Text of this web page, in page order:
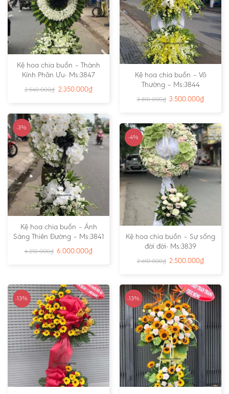
Kệ hoa chia buồn – Thành
Kính Phân Ưu- Ms:3847
2.540.000₫ 2.350.000₫
Kệ hoa chia buồn – Vô
Thường – Ms:3844
3.810.000₫ 3.500.000₫
-3%
Kệ hoa chia buồn – Ánh
Sáng Thiên Đường – Ms:3841
6.210.000₫ 6.000.000₫
-4%
Kệ hoa chia buồn – Sự sống
đời đời- Ms:3839
2.610.000₫ 2.500.000₫
-13% -13%